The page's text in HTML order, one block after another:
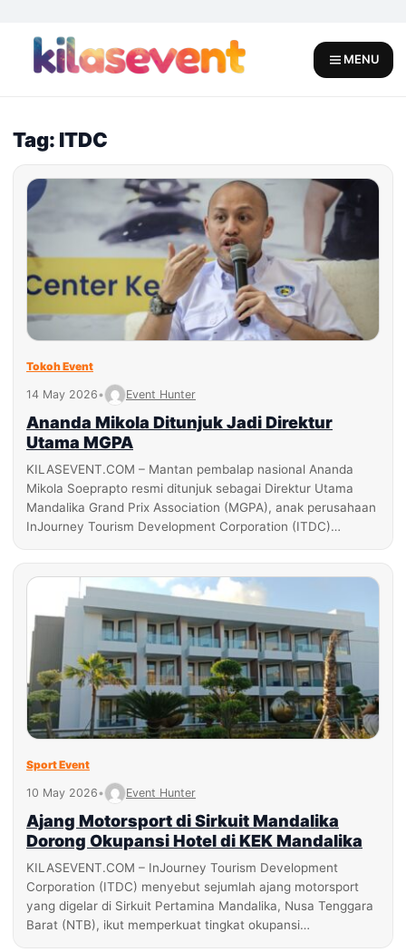
content
MENU
Tag: ITDC
Tokoh Event
14 May 2026• Event Hunter
Ananda Mikola Ditunjuk Jadi Direktur
Utama MGPA
KILASEVENT.COM – Mantan pembalap nasional Ananda
Mikola Soeprapto resmi ditunjuk sebagai Direktur Utama
Mandalika Grand Prix Association (MGPA), anak perusahaan
InJourney Tourism Development Corporation (ITDC)…
Sport Event
10 May 2026• Event Hunter
Ajang Motorsport di Sirkuit Mandalika
Dorong Okupansi Hotel di KEK Mandalika
KILASEVENT.COM – InJourney Tourism Development
Corporation (ITDC) menyebut sejumlah ajang motorsport
yang digelar di Sirkuit Pertamina Mandalika, Nusa Tenggara
Barat (NTB), ikut memperkuat tingkat okupansi…